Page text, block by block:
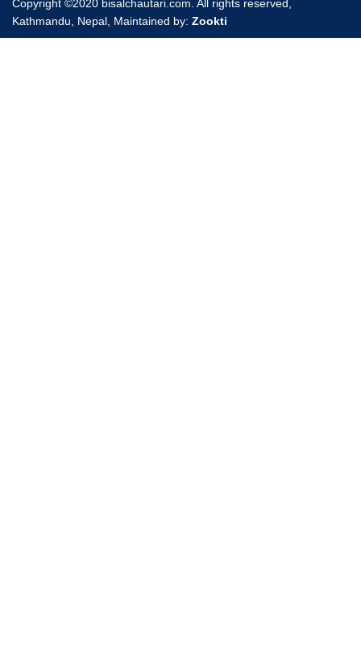
Copyright ©2020 bisalchautari.com. All rights reserved,
Kathmandu, Nepal, Maintained by: Zookti